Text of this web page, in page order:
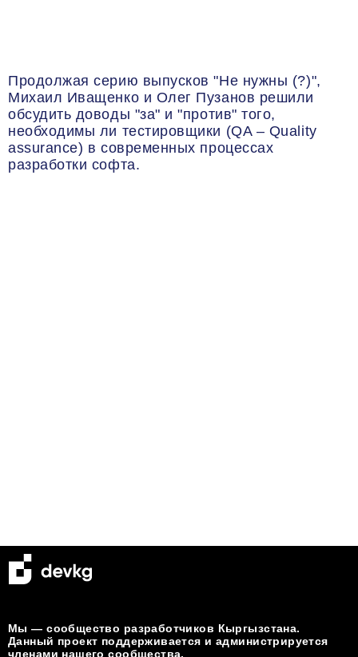
Продолжая серию выпусков "Не нужны (?)",
Михаил Иващенко и Олег Пузанов решили
обсудить доводы "за" и "против" того,
необходимы ли тестировщики (QA – Quality
assurance) в современных процессах
разработки софта.
Мы — сообщество разработчиков Кыргызстана.
Данный проект поддерживается и администрируется
членами нашего сообщества.